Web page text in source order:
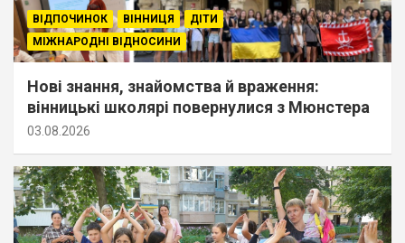
ВІДПОЧИНОК ВІННИЦЯ
ДІТИ
МІЖНАРОДНІ ВІДНОСИНИ
Нові знання, знайомства й враження:
вінницькі школярі повернулися з Мюнстера
03.08.2026